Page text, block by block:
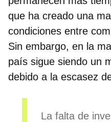
que ha creado una
condiciones entre
Sin embargo, en la
país sigue siendo un
debido a la escasez
La falta de